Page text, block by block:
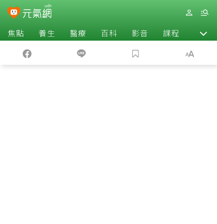
焦點 養生 醫療 百科 影音 課程 退休